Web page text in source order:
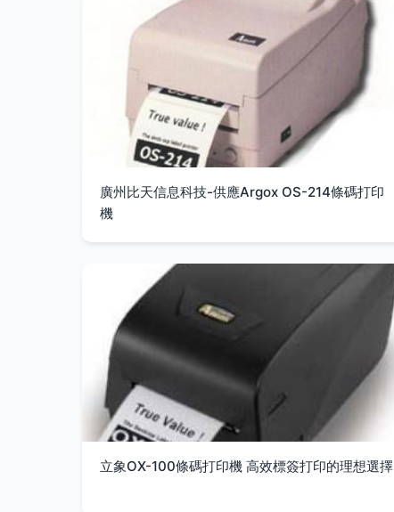
廣州比天信息科技-供應Argox OS-214條碼打印
機
立象OX-100條碼打印機 高效標簽打印的理想選擇